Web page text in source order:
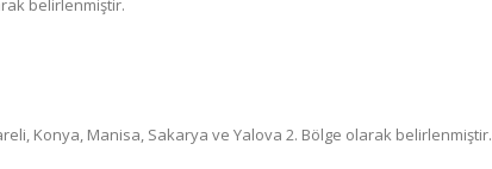
belirlenmiştir.
Konya, Manisa, Sakarya ve Yalova 2. Bölge olarak belirlenmiştir.